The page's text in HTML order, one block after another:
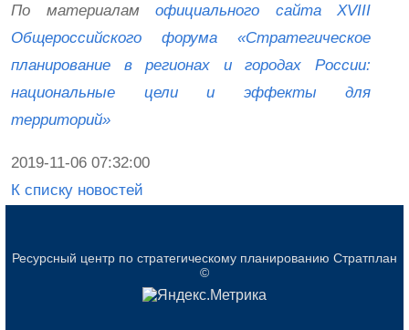
По материалам официального сайта XVIII
Общероссийского форума «Стратегическое
планирование в регионах и городах России:
национальные цели и эффекты для
территорий»
2019-11-06 07:32:00
К списку новостей
Ресурсный центр по стратегическому планированию Стратплан
©